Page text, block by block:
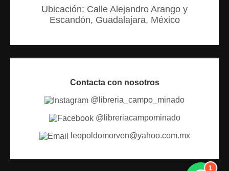
Ubicación: Calle Alejandro Arango y
Escandón, Guadalajara, México
Contacta con nosotros
@libreria_campo_minado
@libreriacampominado
leopoldomorven@yahoo.com.mx
1